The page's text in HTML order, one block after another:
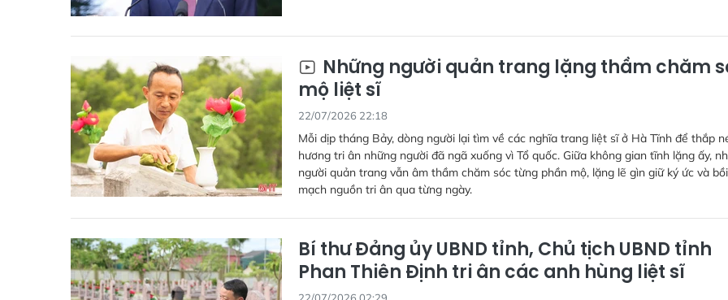
Những người quản trang lặng thầm chăm
mộ liệt sĩ
22/07/2026 22:18
Mỗi dịp tháng Bảy, dòng người lại tìm về các nghĩa trang liệt sĩ ở Hà Tĩnh để thắp
hương tri ân những người đã ngã xuống vì Tổ quốc. Giữa không gian tĩnh lặng ấy,
người quản trang vẫn âm thầm chăm sóc từng phần mộ, lặng lẽ gìn giữ ký ức và
mạch nguồn tri ân qua từng ngày.
Bí thư Đảng ủy UBND tỉnh, Chủ tịch UBND tỉnh
Phan Thiên Định tri ân các anh hùng liệt sĩ